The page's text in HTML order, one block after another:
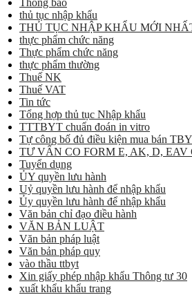
thủ tục nhập khẩu
THỦ TỤC NHẬP KHẨU MỚI
thực phẩm chức năng
Thực phẩm chức năng
thực phẩm thường
Thuế NK
Thuế VAT
Tin tức
Tổng hợp thủ tục Nhập khẩu
TTTBYT chuẩn đoán in vitro
Tự công bố đủ điều kiện mua bán
TƯ VẤN CO FORM E, AK, D, EAV
Tuyển dụng
ỦY quyền lưu hành
Uỷ quyền lưu hành để nhập khẩu
Ủy quyền lưu hành để nhập khẩu
Văn bản chỉ đạo điều hành
VĂN BẢN LUẬT
Văn bản pháp luật
Văn bản pháp quy
vào thầu ttbyt
Xin giấy phép nhập khẩu Thông tư 30
xuất khẩu khẩu trang